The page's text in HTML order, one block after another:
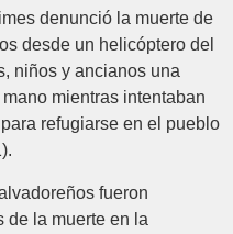
denunció la muerte de
desde un helicóptero del
niños y ancianos una
mientras intentaban
refugiarse en el pueblo
fueron
de la muerte en la